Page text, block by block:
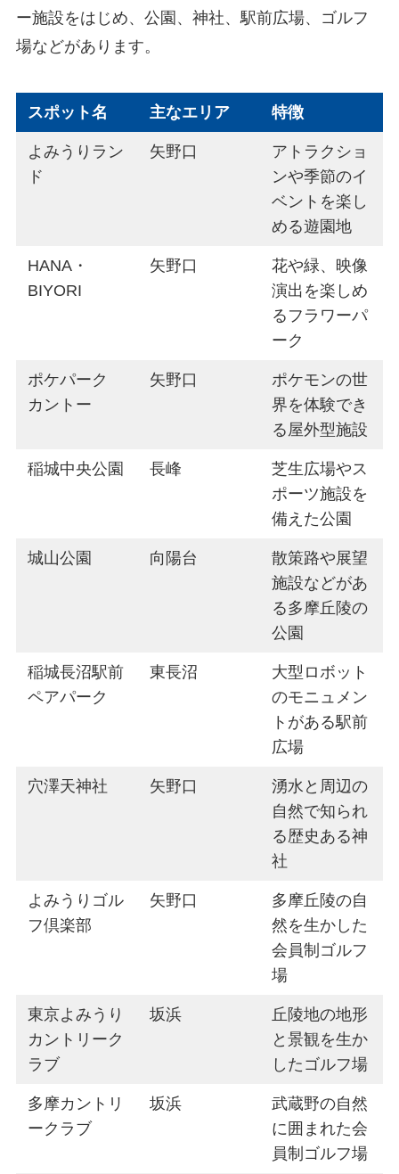
ー施設をはじめ、公園、神社、駅前広場、ゴルフ
場などがあります。
スポット名 主なエリア 特徴
よみうりラン
ド
矢野口
アトラクショ
ンや季節のイ
ベントを楽し
める遊園地
HANA・
BIYORI
矢野口
花や緑、映像
演出を楽しめ
るフラワーパ
ーク
ポケパーク
カントー
矢野口
ポケモンの世
界を体験でき
る屋外型施設
稲城中央公園 長峰
芝生広場やス
ポーツ施設を
備えた公園
城山公園 向陽台
散策路や展望
施設などがあ
る多摩丘陵の
公園
稲城長沼駅前
ペアパーク
東長沼
大型ロボット
のモニュメン
トがある駅前
広場
穴澤天神社 矢野口
湧水と周辺の
自然で知られ
る歴史ある神
社
よみうりゴル
フ倶楽部
矢野口
多摩丘陵の自
然を生かした
会員制ゴルフ
場
東京よみうり
カントリーク
ラブ
坂浜
丘陵地の地形
と景観を生か
したゴルフ場
多摩カントリ
ークラブ
坂浜
武蔵野の自然
に囲まれた会
員制ゴルフ場